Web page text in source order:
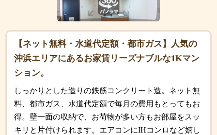
【ネット無料・水道代定額・都市ガス】人気の
沖浜エリアにあるお家賃リーズナブルな1Kマン
ション。
しっかりとした造りの鉄筋コンクリート造。ネット無
料、都市ガス、水道代定額で毎月の費用もとってもお
得。壁一面の収納で、お荷物が多い方もお部屋をスッ
キリと片付けられます。エアコンにIHコンロなど嬉し